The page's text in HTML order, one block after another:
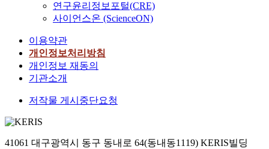
연구윤리정보포털(CRE)
사이언스온 (ScienceON)
이용약관
개인정보처리방침
개인정보 재동의
기관소개
저작물 게시중단요청
41061 대구광역시 동구 동내로 64(동내동1119) KERIS빌딩